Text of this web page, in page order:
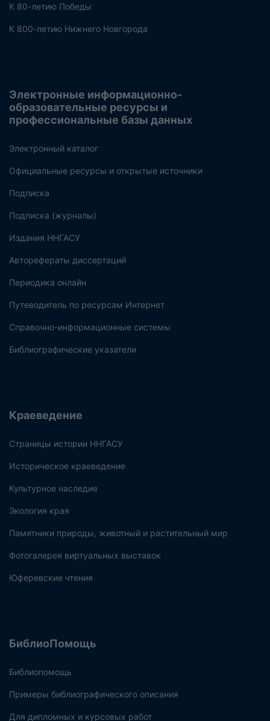
К 80-летию Победы
К 800-летию Нижнего Новгорода
Электронные информационно-
образовательные ресурсы и
профессиональные базы данных
Электронный каталог
Официальные ресурсы и открытые источники
Подписка
Подписка (журналы)
Издания ННГАСУ
Авторефераты диссертаций
Периодика онлайн
Путеводитель по ресурсам Интернет
Справочно-информационные системы
Библиографические указатели
Краеведение
Страницы истории ННГАСУ
Историческое краеведение
Культурное наследие
Экология края
Памятники природы, животный и растительный мир
Фотогалерея виртуальных выставок
Юферевские чтения
БиблиоПомощь
Библиопомощь
Примеры библиографического описания
Для дипломных и курсовых работ